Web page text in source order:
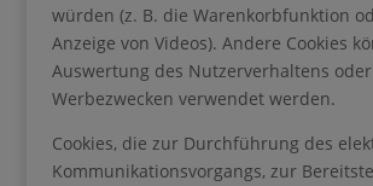
würden (z. B. die Warenkorbfunktion
Anzeige von Videos). Andere Cookies
Auswertung des Nutzerverhaltens
Werbezwecken verwendet werden.
Cookies, die zur Durchführung des
Kommunikationsvorgangs, zur